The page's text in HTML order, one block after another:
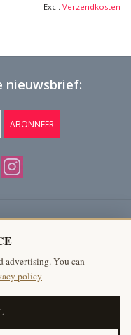
Excl. Verzendkosten
nieuwsbrief:
ABONNEER
advertising. You can
policy